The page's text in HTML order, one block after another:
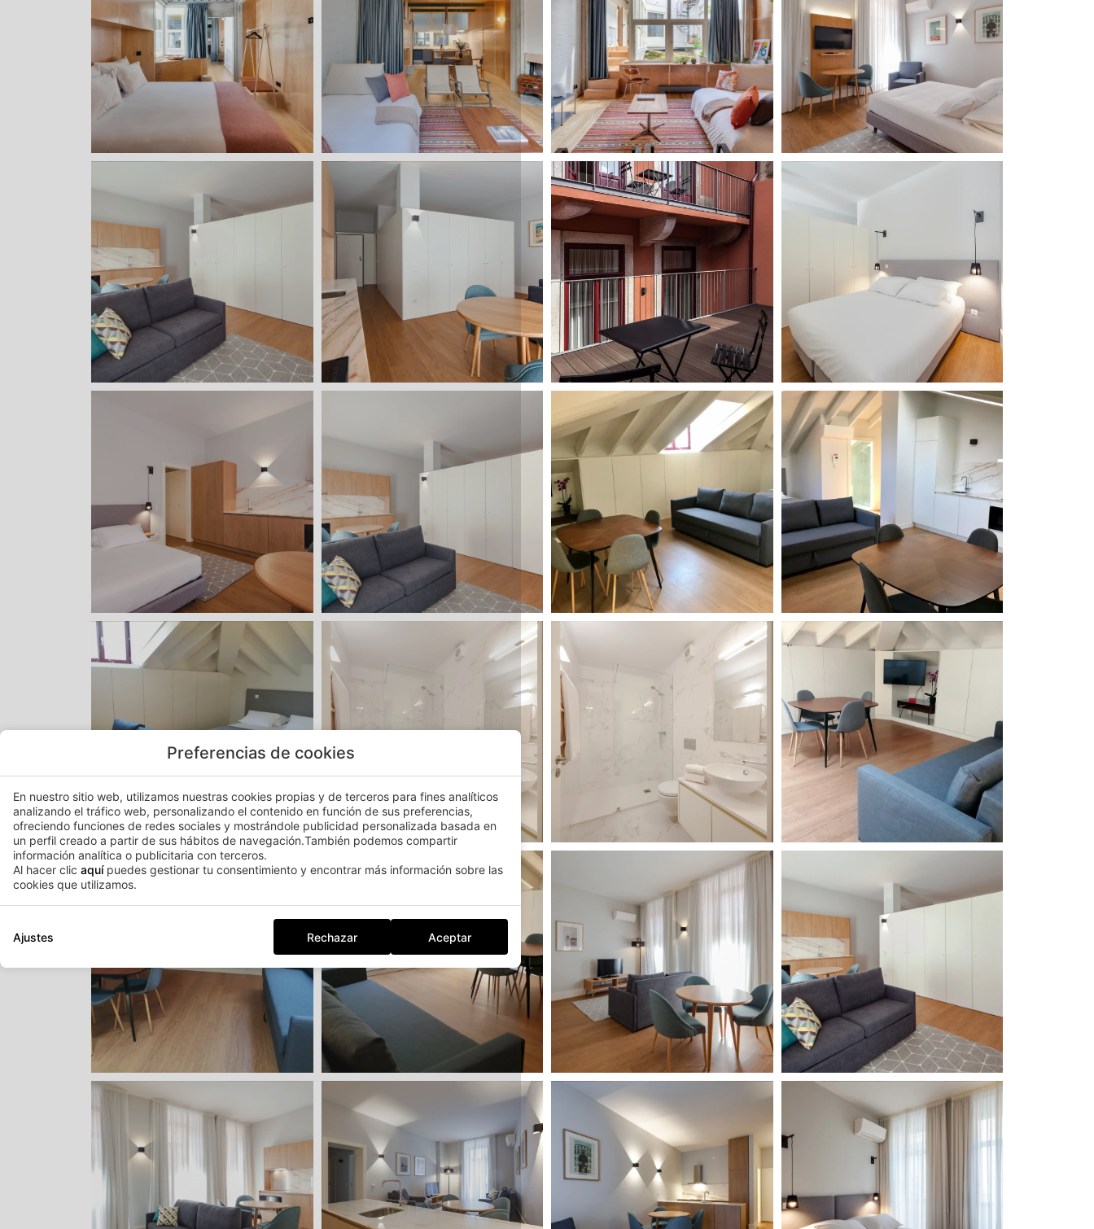
Preferencias de cookies
En nuestro sitio web, utilizamos nuestras cookies propias y de terceros para fines analíticos
analizando el tráfico web, personalizando el contenido en función de sus preferencias,
ofreciendo funciones de redes sociales y mostrándole publicidad personalizada basada en
un perfil creado a partir de sus hábitos de navegación.También podemos compartir
información analítica o publicitaria con terceros.
Al hacer clic aquípuedes gestionar tu consentimiento y encontrar más información sobre las
cookies que utilizamos.
Ajustes Rechazar Aceptar